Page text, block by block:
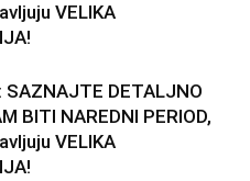
VELIKA
SAZNAJTE DETALJNO
BITI NAREDNI PERIOD,
VELIKA